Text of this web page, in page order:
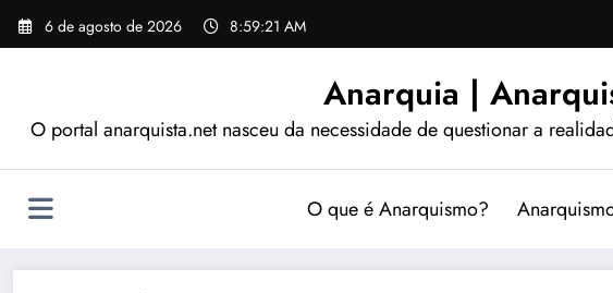
Pular
para
6 de agosto de 2026 8:59:22 AM
Anarquia |
O portal anarquista.net nasceu da necessidade de questionar a
O que é Anarquismo?